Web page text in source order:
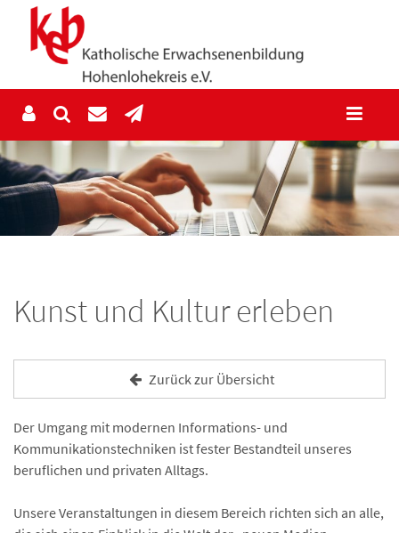
Kunst und Kultur erleben
Zurück zur Übersicht
Der Umgang mit modernen Informations- und
Kommunikationstechniken ist fester Bestandteil unseres
beruflichen und privaten Alltags.
Unsere Veranstaltungen in diesem Bereich richten sich an alle,